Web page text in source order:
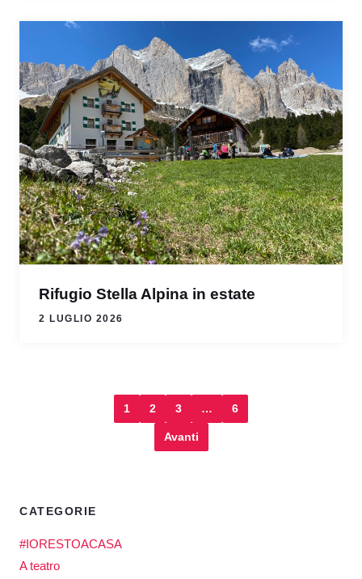
Rifugio Stella Alpina in estate
2 LUGLIO 2026
1 2 3 … 6
Avanti
CATEGORIE
#IORESTOACASA
A teatro